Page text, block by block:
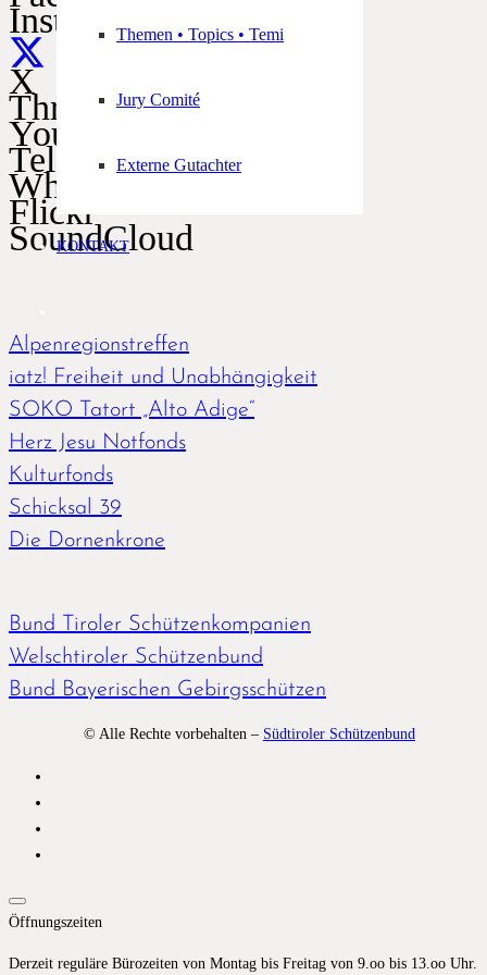
Themen • Topics • Temi
Jury Comité
Externe Gutachter
KONTAKT
Instagram
X
Threads
YouTube
Telegram
WhatsApp
Flickr
SoundCloud
Alpenregionstreffen
iatz! Freiheit und Unabhängigkeit
SOKO Tatort „Alto Adige“
Herz Jesu Notfonds
Kulturfonds
Schicksal 39
Die Dornenkrone
Bund Tiroler Schützenkompanien
Welschtiroler Schützenbund
Bund Bayerischen Gebirgsschützen
© Alle Rechte vorbehalten – Südtiroler Schützenbund
Öffnungszeiten
Derzeit reguläre Bürozeiten von Montag bis Freitag von 9.oo bis 13.oo Uhr.